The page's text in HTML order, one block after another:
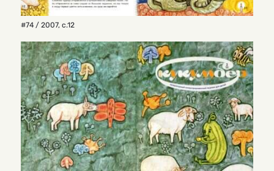
#74 / 2007, с.12